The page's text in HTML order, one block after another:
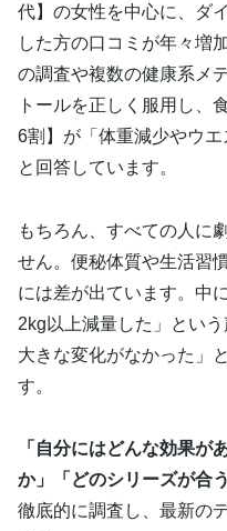
代】の女性を中心に、ダ
した方の口コミが年々増
の調査や複数の健康系メ
トールを正しく服用し、
6割】が「体重減少やウエ
と回答しています。
もちろん、すべての人に
せん。便秘体質や生活習
には差が出ています。中
2kg以上減量した」とい
大きな変化がなかった」
す。
「自分にはどんな効果が
か」「どのシリーズが合
徹底的に調査し、最新の